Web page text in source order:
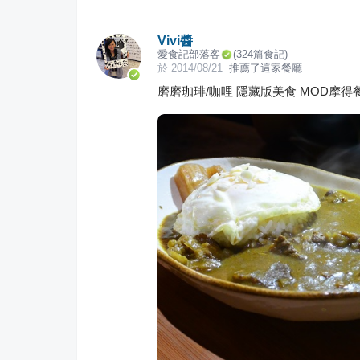
Vivi醬
愛食記部落客 (324篇食記)
於 2014/08/21 推薦了這家餐廳
磨磨珈琲/咖哩 隱藏版美食 MOD摩得